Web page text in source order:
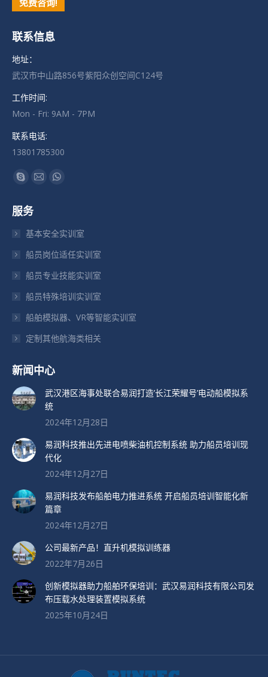
联系信息
地址：
武汉市中山路856号紫阳众创空间C124号
工作时间:
Mon - Fri: 9AM - 7PM
联系电话:
13801785300
找到我们：
Skype
在
新
口
中
打
Mail
新
口
中
打
Whatsapp
新
口
中
打
服务
基本安全实训室
船员岗位适任实训室
船员专业技能实训室
船员特殊培训实训室
船舶模拟器、VR等智能实训室
定制其他航海类相关
新闻中心
武汉港区海事处联合易润打造’长江荣耀号’电动船模拟系
统
2024年12月28日
易润科技推出先进电喷柴油机控制系统 助力船员培训现
代化
2024年12月27日
易润科技发布船舶电力推进系统 开启船员培训智能化新
篇章
2024年12月27日
公司最新产品！直升机模拟训练器
2022年7月26日
创新模拟器助力船舶环保培训：武汉易润科技有限公司发
布压载水处理装置模拟系统
2025年10月24日